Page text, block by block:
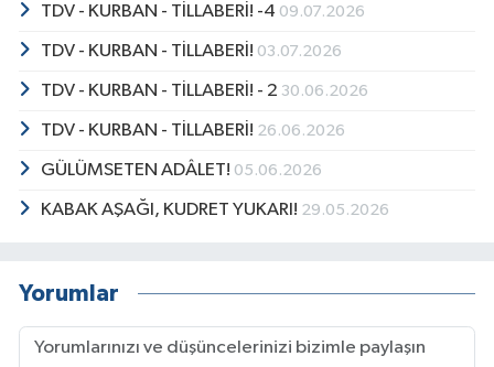
TDV - KURBAN - TİLLABERİ! -4 09.07.2026
TDV - KURBAN - TİLLABERİ! 03.07.2026
TDV - KURBAN - TİLLABERİ! - 2 30.06.2026
TDV - KURBAN - TİLLABERİ! 26.06.2026
GÜLÜMSETEN ADÂLET! 05.06.2026
KABAK AŞAĞI, KUDRET YUKARI! 29.05.2026
Yorumlar